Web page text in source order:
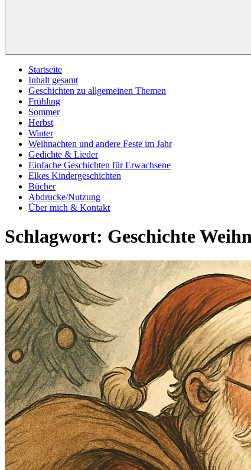
Startseite
Inhalt gesamt
Geschichten zu allgemeinen Themen
Frühling
Sommer
Herbst
Winter
Weihnachten und andere Feste im Jahr
Gedichte & Lieder
Einfache Geschichten für Erwachsene
Elkes Kindergeschichten
Bücher
Abdrucke/Nutzung
Über mich & Kontakt
Schlagwort: Geschichte